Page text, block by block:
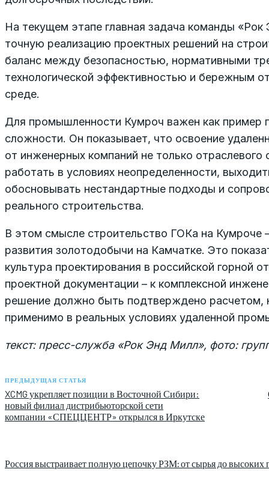
На текущем этапе главная задача команды
точную реализацию проектных решений на
баланс между безопасностью, нормативными
технологической эффективностью и бережным
среде.
Для промышленности Кумроч важен как пример
сложности. Он показывает, что освоение
от инженерных компаний не только отраслевого
работать в условиях неопределенности,
обосновывать нестандартные подходы и
реального строительства.
В этом смысле строительство ГОКа на Кумроче
развития золотодобычи на Камчатке. Это
культура проектирования в российской горной
проектной документации – к комплексной
решение должно быть подтверждено расчетом,
применимо в реальных условиях удаленной
текст: пресс-служба «Рок Энд Милл», фото:
ПРЕДЫДУЩАЯ СТАТЬЯ
XCMG укрепляет позиции в Восточной Сибири:
новый филиал дистрибьюторской сети
компании «СПЕЦЦЕНТР» открылся в Иркутске
Россия выстраивает полную цепочку РЗМ: от сырья до высоких